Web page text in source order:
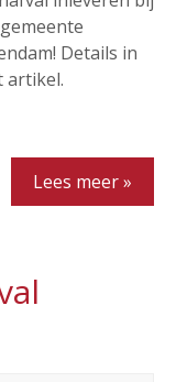
Details in
artikel.
Lees meer »